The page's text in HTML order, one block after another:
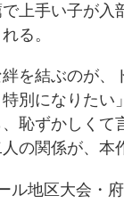
上手い子が
る。
を結ぶのが、
別になりたい
、恥ずかしく
の関係が、本
ル地区大会・